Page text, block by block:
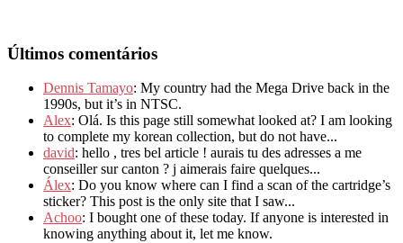
Últimos comentários
Dennis Tamayo: My country had the Mega Drive back in the
1990s, but it’s in NTSC.
Alex: Olá. Is this page still somewhat looked at? I am looking
to complete my korean collection, but do not have...
david: hello , tres bel article ! aurais tu des adresses a me
conseiller sur canton ? j aimerais faire quelques...
Álex: Do you know where can I find a scan of the cartridge’s
sticker? This post is the only site that I saw...
Achoo: I bought one of these today. If anyone is interested in
knowing anything about it, let me know.